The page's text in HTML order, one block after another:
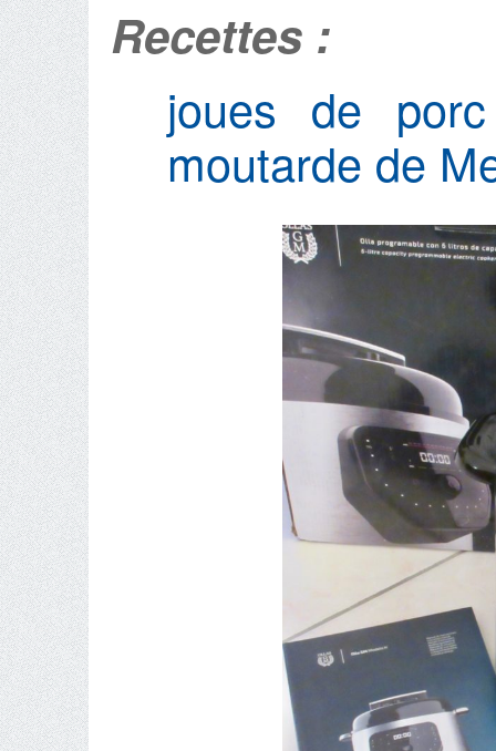
Recettes :
joues de
moutarde de